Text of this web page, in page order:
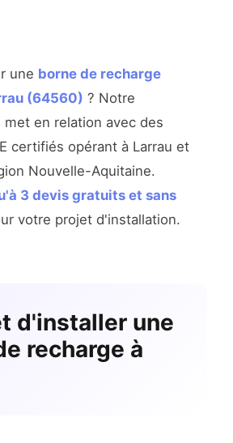
une borne de recharge
(64560) ? Notre
en relation avec des
certifiés opérant à Larrau et
Nouvelle-Aquitaine.
3 devis gratuits et sans
votre projet d'installation.
d'installer une
recharge à